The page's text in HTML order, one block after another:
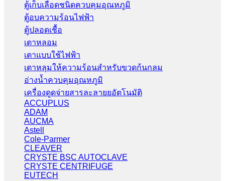
ตู้เก็บเลือดชนิดควบคุมอุณหภูมิ
ตู้อบความร้อนไฟฟ้า
ตู้ปลอดเชื้อ
เตาหลอม
เตาแบบใช้ไฟฟ้า
เตาหลุมให้ความร้อนสำหรับขวดก้นกลม
อ่างน้ำควบคุมอุณหภูมิ
เครื่องดูดจ่ายสารละลายยอัตโนมัติ
ACCUPLUS
ADAM
AUCMA
Astell
Cole-Parmer
CLEAVER
CRYSTE BSC AUTOCLAVE
CRYSTE CENTRIFUGE
EUTECH